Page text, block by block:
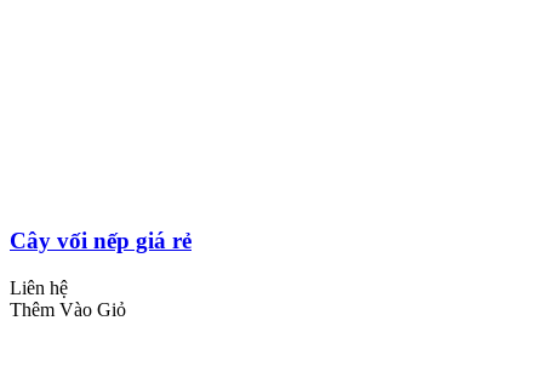
Cây vối nếp giá rẻ
Liên hệ
Thêm Vào Giỏ